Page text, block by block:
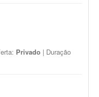
Privado | Duração